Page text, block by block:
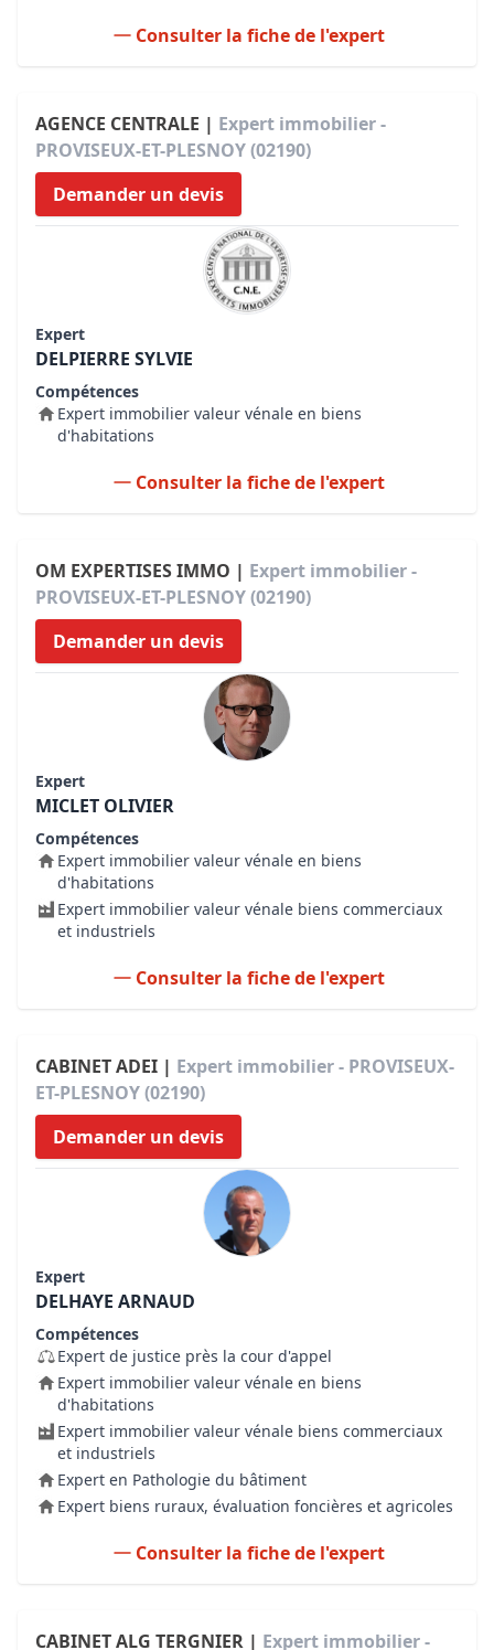
Consulter la fiche de l'expert
AGENCE CENTRALE | Expert immobilier -
PROVISEUX-ET-PLESNOY (02190)
Demander un devis
Expert
DELPIERRE SYLVIE
Compétences
Expert immobilier valeur vénale en biens
d'habitations
Consulter la fiche de l'expert
OM EXPERTISES IMMO | Expert immobilier -
PROVISEUX-ET-PLESNOY (02190)
Demander un devis
Expert
MICLET OLIVIER
Compétences
Expert immobilier valeur vénale en biens
d'habitations
Expert immobilier valeur vénale biens commerciaux
et industriels
Consulter la fiche de l'expert
CABINET ADEI | Expert immobilier - PROVISEUX-
ET-PLESNOY (02190)
Demander un devis
Expert
DELHAYE ARNAUD
Compétences
Expert de justice près la cour d'appel
Expert immobilier valeur vénale en biens
d'habitations
Expert immobilier valeur vénale biens commerciaux
et industriels
Expert en Pathologie du bâtiment
Expert biens ruraux, évaluation foncières et agricoles
Consulter la fiche de l'expert
CABINET ALG TERGNIER | Expert immobilier -